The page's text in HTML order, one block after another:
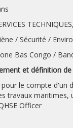
/ Sécurité /
Bas Congo /
et définition
le compte d'un
travaux maritimes,
Officer